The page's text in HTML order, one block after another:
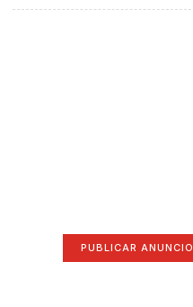
PUBLICAR ANUNCIO